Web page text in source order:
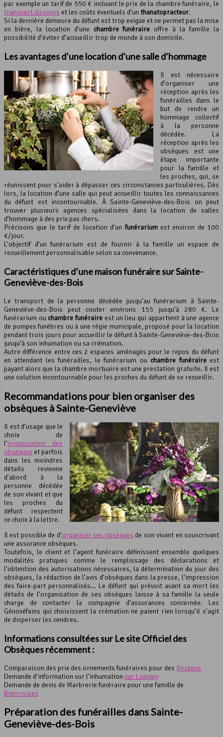
par exemple un tarif de 550 € incluant le prix de la chambre funéraire, le
transport du corps et les coûts éventuels d’un thanatopracteur.
Si la dernière demeure du défunt est trop exigüe et ne permet pas la mise
en bière, la location d’une chambre funéraire offre à la famille la
possibilité d’éviter d’accueillir trop de monde à son domicile.
Les avantages d’une location d’unesalle d’hommage
Il est nécessaire
d’organiser une
réception après les
funérailles dans le
but de rendre un
hommage collectif
à la personne
décédée. La
réception après les
obsèques est une
étape importante
pour la famille et
les proches, qui, se
réunissent pour s’aider à dépasser ces circonstances particulières. Dès
lors, la location d’une salle qui peut accueillir toutes les connaissances
du défunt est incontournable. À Sainte-Geneviève-des-Bois on peut
trouver plusieurs agences spécialisées dans la location de salles
d’hommage à des prix pas chers.
Précisons que le tarif de location d’unfunérarium est environ de 100
€/jour.
L’objectif d’un funérarium est de fournir à la famille un espace de
recueillement personnalisable selon sa convenance.
Caractéristiques d’une maison funéraire sur Sainte-
Geneviève-des-Bois
Le transport de la personne décédée jusqu’au funérarium à Sainte-
Geneviève-des-Bois peut couter environs 155 jusqu’à 280 €. Le
funérarium ou chambre funéraire est un lieu qui appartient à une agence
de pompes funèbres ou à une régie municipale, proposé pour la location
pendant trois jours pour accueillir le défunt à Sainte-Geneviève-des-Bois
jusqu’à son inhumation ou sa crémation.
Autre différence entre ces 2 espaces aménagés pour le repos du défunt
en attendant les funérailles, le funérarium ou chambre funéraireest
payant alors que la chambre mortuaire est une prestation gratuite. Il est
une solution incontournable pour les proches du défunt de se recueillir.
Recommandations pour bien organiser des
obsèques à Sainte-Geneviève
Il est d’usage que le
choix de
l’organisation des
obsèques et parfois
dans les moindres
détails revienne
d’abord à la
personne décédée
de son vivant et que
les proches du
défunt respectent
ce choix à la lettre.
Il est possible de d’organiser ses obsèques de son vivant en souscrivant
une assurance obsèques.
Toutefois, le client et l’agent funéraire définissent ensemble quelques
modalités pratiques comme le remplissage des déclarations et
l’obtention des autorisations nécessaires, la détermination du jour des
obsèques, la rédaction de l’avis d’obsèques dans la presse, l’impression
des faire-part personnalisés… Le défunt qui prévoit avant sa mort les
détails de l’organisation de ses obsèques laisse à sa famille la seule
charge de contacter la compagnie d’assurances concernée. Les
Génovéfains qui choisissent la crémation ne paient rien lorsqu’il s’agit
de disperser les cendres.
Informations consultées sur Le site Officiel des
Obsèques récemment :
Comparaison des prix des ornements funéraires pour des Rezéens
Demande d’information sur l’inhumation sur Longwy
Demande de devis de Marbrerie funéraire pour une famille de
Biterroises
Préparation des funérailles dans Sainte-
Geneviève-des-Bois